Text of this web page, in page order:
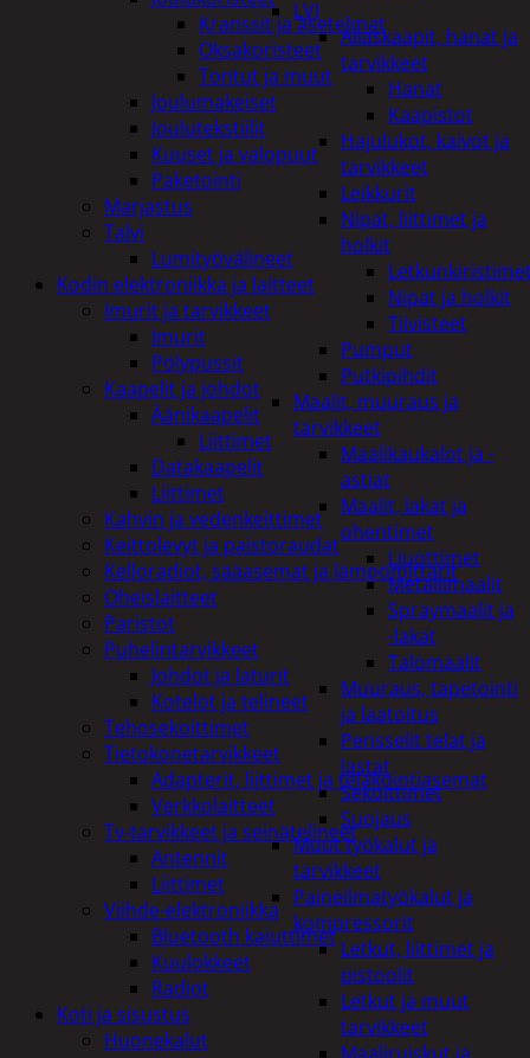
LVI
Allaskaapit, hanat ja
tarvikkeet
Hanat
Kaapistot
Hajulukot, kaivot ja
tarvikkeet
Leikkurit
Nipat, liittimet ja
holkit
Nipat ja holkit
Tiivisteet
Pumput
Putkipihdit
Maalit, muuraus ja
tarvikkeet
Maalikaukalot ja -
astiat
Maalit, lakat ja
ohentimet
Liuottimet
Metallimaalit
Spraymaalit ja
-lakat
Talomaalit
Muuraus, tapetointi
ja laatoitus
Pensselit telat ja
lastat
Sekoittimet
Suojaus
Muut työkalut ja
tarvikkeet
Paineilmatyökalut ja
kompressorit
Letkut, liittimet ja
pistoolit
Letkut ja muut
tarvikkeet
Kranssit ja asetelmat
Oksakoristeet
Tontut ja muut
Joulumakeiset
Joulutekstiilit
Kuuset ja valopuut
Paketointi
Marjastus
Talvi
Lumityövälineet
Kodin elektroniikka ja laitteet
Imurit ja tarvikkeet
Imurit
Pölypussit
Kaapelit ja johdot
Äänikaapelit
Liittimet
Datakaapelit
Liittimet
Kahvin ja vedenkeittimet
Keittolevyt ja paistoraudat
Kelloradiot, sääasemat ja lämpömittarit
Oheislaitteet
Paristot
Puhelintarvikkeet
Johdot ja laturit
Kotelot ja telineet
Tehosekoittimet
Tietokonetarvikkeet
Adapterit, liittimet ja telakointiasemat
Verkkolaitteet
Tv-tarvikkeet ja seinätelineet
Antennit
Liittimet
Viihde-elektroniikka
Bluetooth kaiuttimet
Kuulokkeet
Radiot
Koti ja sisustus
Huonekalut